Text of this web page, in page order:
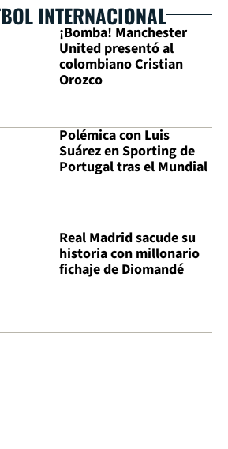
INTERNACIONAL
¡Bomba! Manchester
United presentó al
colombiano Cristian
Orozco
Polémica con Luis
Suárez en Sporting de
Portugal tras el Mundial
Real Madrid sacude su
historia con millonario
fichaje de Diomandé